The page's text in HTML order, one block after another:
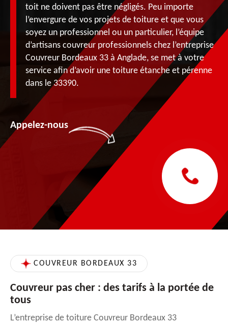
toit ne doivent pas être négligés. Peu importe
l’envergure de vos projets de toiture et que vous
soyez un professionnel ou un particulier, l’équipe
d’artisans couvreur professionnels chez l’entreprise
Couvreur Bordeaux 33 à Anglade, se met à votre
service afin d’avoir une toiture étanche et pérenne
dans le 33390.
Appelez-nous
COUVREUR BORDEAUX 33
Couvreur pas cher : des tarifs à la portée de
tous
L’entreprise de toiture Couvreur Bordeaux 33